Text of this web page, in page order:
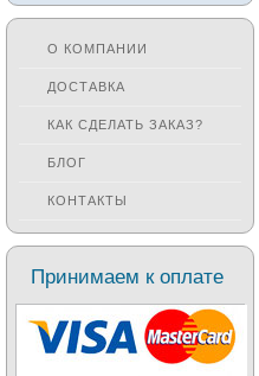
Смесители под бронзу
О КОМПАНИИ
ДОСТАВКА
КАК СДЕЛАТЬ ЗАКАЗ?
БЛОГ
КОНТАКТЫ
Принимаем к оплате